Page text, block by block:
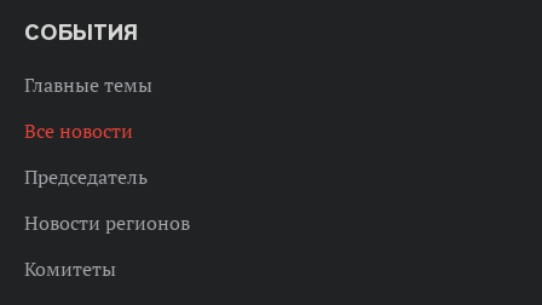
СОБЫТИЯ
Главные темы
Все новости
Председатель
Новости регионов
Комитеты